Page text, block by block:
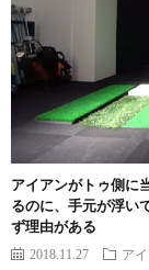
アイアンがトゥ側に
るのに、手元が浮い
ず理由がある
2018.11.27 ア